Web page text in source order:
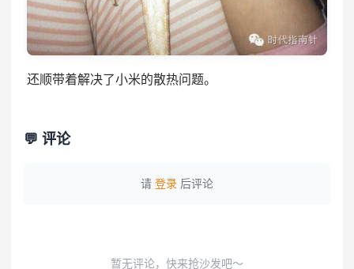
还顺带着解决了小米的散热问题。
💬 评论
请 登录 后评论
暂无评论，快来抢沙发吧～